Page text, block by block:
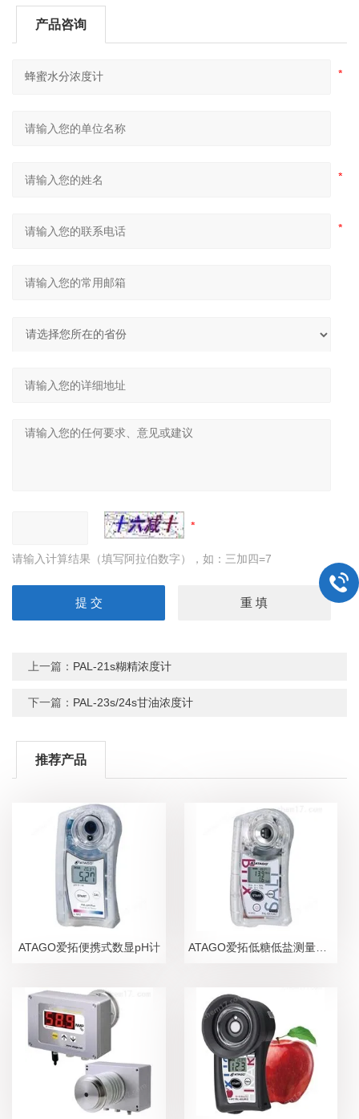
产品咨询
请输入计算结果（填写阿拉伯数字），如：三加四=7
上一篇： PAL-21s糊精浓度计
下一篇： PAL-23s/24s甘油浓度计
推荐产品
ATAGO爱拓便携式数显pH计 ATAGO爱拓低糖低盐测量糖盐度计